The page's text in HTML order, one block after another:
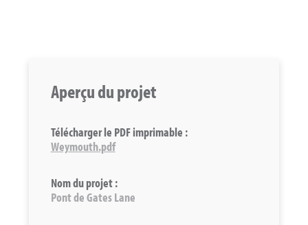
Aperçu du projet
Télécharger le PDF imprimable :
Weymouth.pdf
Nom du projet :
Pont de Gates Lane